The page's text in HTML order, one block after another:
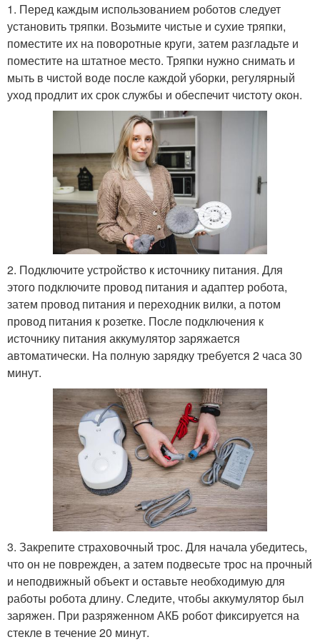
1. Перед каждым использованием роботов следует
установить тряпки. Возьмите чистые и сухие тряпки,
поместите их на поворотные круги, затем разгладьте и
поместите на штатное место. Тряпки нужно снимать и
мыть в чистой воде после каждой уборки, регулярный
уход продлит их срок службы и обеспечит чистоту окон.
2. Подключите устройство к источнику питания. Для
этого подключите провод питания и адаптер робота,
затем провод питания и переходник вилки, а потом
провод питания к розетке. После подключения к
источнику питания аккумулятор заряжается
автоматически. На полную зарядку требуется 2 часа 30
минут.
3. Закрепите страховочный трос. Для начала убедитесь,
что он не поврежден, а затем подвесьте трос на прочный
и неподвижный объект и оставьте необходимую для
работы робота длину. Следите, чтобы аккумулятор был
заряжен. При разряженном АКБ робот фиксируется на
стекле в течение 20 минут.